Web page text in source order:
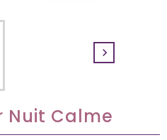

Nuit Calme